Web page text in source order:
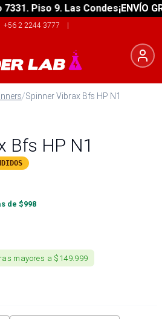
Piso 9. Las Condes¡ENVÍO
+56 2 2244 3777 |
/Spinner Vibrax Bfs HP N1
Bfs HP N1
de $998
mayores a $149.999